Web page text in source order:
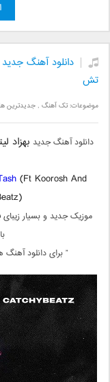
دانلود آهنگ جدید
تش
موضوعات:تک آهنگ ,جدیدترین ها
دانلود آهنگ جدید بهزاد
(Ft Koorosh And
موزیک جدید و بسیار زیبای
” برای دانلود